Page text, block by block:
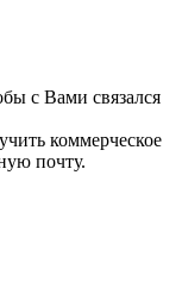
с Вами связался
коммерческое
почту.